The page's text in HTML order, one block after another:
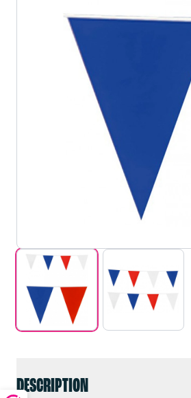
DESCRIPTION